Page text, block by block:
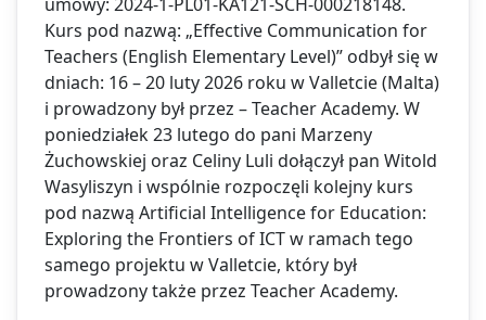
Kurs pod nazwą: „Effective Communication for
Teachers (English Elementary Level)” odbył się w
dniach: 16 – 20 luty 2026 roku w Valletcie (Malta)
i prowadzony był przez – Teacher Academy. W
poniedziałek 23 lutego do pani Marzeny
Żuchowskiej oraz Celiny Luli dołączył pan Witold
Wasyliszyn i wspólnie rozpoczęli kolejny kurs
pod nazwą Artificial Intelligence for Education:
Exploring the Frontiers of ICT w ramach tego
samego projektu w Valletcie, który był
prowadzony także przez Teacher Academy.